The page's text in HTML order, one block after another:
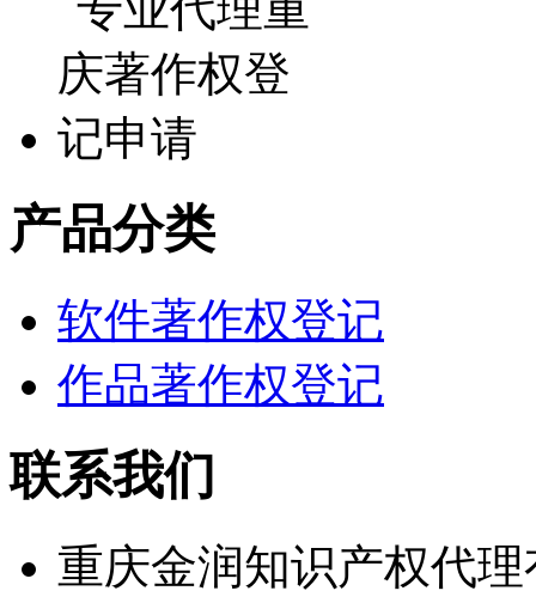
产品分类
软件著作权登记
作品著作权登记
联系我们
重庆金润知识产权代